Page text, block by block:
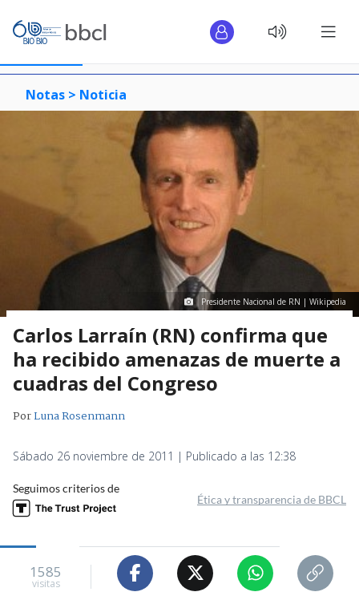
Notas > Noticia
Presidente Nacional de RN | Wikipedia
Carlos Larraín (RN) confirma que
ha recibido amenazas de muerte a
cuadras del Congreso
PorLuna Rosenmann
Sábado 26 noviembre de 2011 | Publicado a las 12:38
Seguimos criterios de
Ética y transparencia de BBCL
1585
visitas